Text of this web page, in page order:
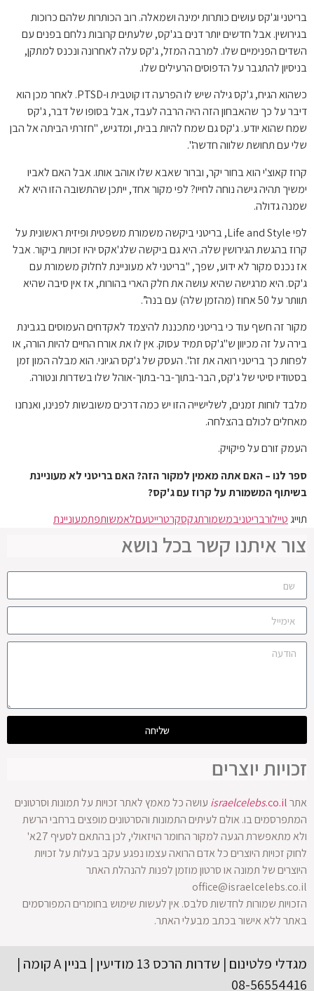
בריטני וג'קס עושים כותרות ימינה ושמאלה. רוב הכותרות שלהם כרוכות
בגירושין. אבל חדשים יותר דנים בג'קס, שלעתים קרובות נלחם בפנים עם
השדים הפנימיים שלו. למרבה המזל, ג'קס עלה לאחרונה ונכנס למתקן,
בניסיון להתגבר על הדפוסים הרעילים שלו.
כשהוא הגיח, ג'קס גילה שיש לו הפרעה דו קוטבית ו-PTSD. לאחר מכן הוא
דיבר על כך שהאבחון הזה היה הרבה לעבד, אבל בסופו של דבר, ג'קס
שמח שהוא יודע. ג'קס גם שמח להיות בבית, ומדגיש, "חזרתי הביתה אל הבן
שלי עם תחושת שלווה חדשה".
קרוז קאוצ'י הוא בחור יקר, וברור שאבא שלו אוהב אותו. אבל האם לאביו
ימשיך תהיה גישה נוחה לחייו? לפי מקור אחד, ייתכן שהתשובה הזו היא לא
שמנה גדולה.
לפי Life and Style, בריטני ביקשה משמורת משפטית ופיזית ראשונית על
קרוז בהגשת הגירושין שלה. היא גם ביקשה שלג'אקס יהיו זכויות ביקור. אבל
אז נכנס מקור לא ידוע, שפך, "בריטני לא מעוניינת לחלוק משמורת עם
ג'קס. היא מרגישה שהיא עושה את חלק הארי בהורות, אז אין סיבה שהיא
תוותר על 50 אחוז (מהזמן שלה) עם בנה”.
מקור זה חשף עוד כי בריטני מתכננת להיצמד לאקדחים העמוסים בגבינת
בירה על זה מכיוון ש"ג'קס תמיד עסוק. אין לו את אורח החיים להיות הורה, או
לפחות כך בריטני רואה את זה". העסק של ג'קס הגיוני. הוא מבלה המון זמן
בסטודיו סיטי של ג'קס, הבר-בתוך-בר-בתוך-אוהל שלו בשדרות ונטורה.
מלבד לוחות זמנים, לשלישייה הזו יש כמה דרכים משובשות לפנינו, ואנחנו
מאחלים לכולם בהצלחה.
העמק זורם על פיקויק.
ספר לנו – האם אתה מאמין למקור הזה? האם בריטני לא מעוניינת
בשיתוף המשמורת על קרוז עם ג'קס?
תוייג טיילורבריטניבמשמורתגקסקרטרייטעםלאמשותפתמעוניינת
צור איתנו קשר בכל נושא
שליחה
זכויות יוצרים
אתר israelcelebs.co.il
עושה כל מאמץ לאתר זכויות על תמונות וסרטונים
המתפרסמים בו. אולם לעיתים התמונות והסרטונים מופצים ברחבי הרשת
ולא מתאפשרת הגעה למקור החומר הויזאולי, לכן בהתאם לסעיף 27א'
לחוק זכויות היוצרים כל אדם הרואה עצמו נפגע עקב בעלות על זכויות
היוצרים של תמונה או סרטון מוזמן לפנות להנהלת האתר
office@israelcelebs.co.il
הזכויות שמורות לחדשות סלבס. אין לעשות שימוש בחומרים המפורסמים
באתר ללא אישור בכתב מבעלי האתר.
מגדלי פלטינום | שדרות הרכס 13 מודיעין | בניין A קומה |
08-56554416